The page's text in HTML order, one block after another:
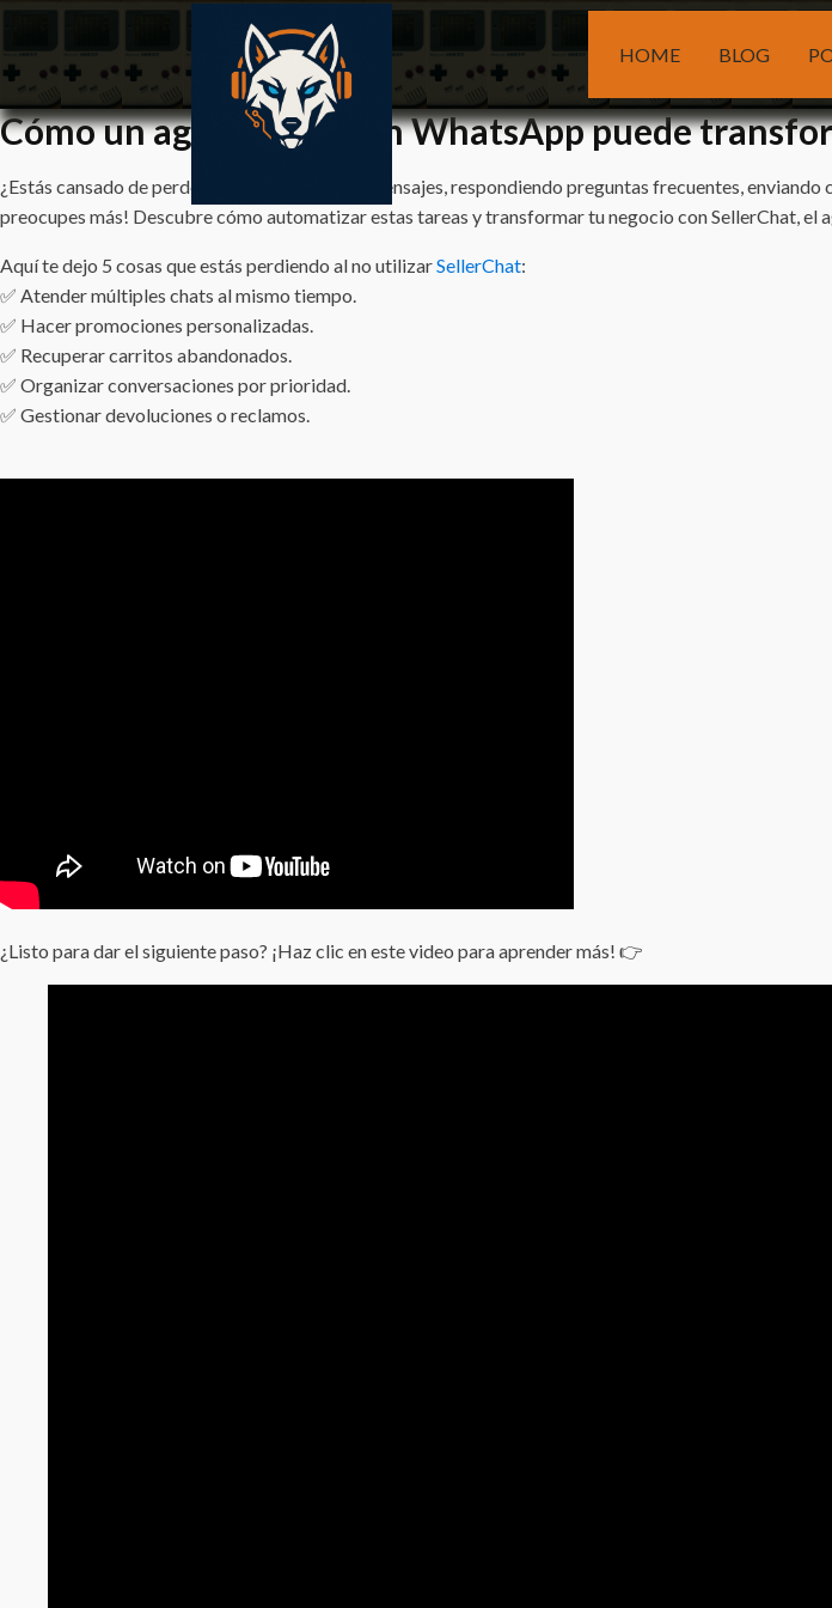
HOME BLOG
Cómo un agente de IA en WhatsApp puede
¿Estás cansado de perder tiempo atendiendo mensajes, respondiendo preguntas frecuentes, enviando
preocupes más! Descubre cómo automatizar estas tareas y transformar tu negocio con SellerChat, el
Aquí te dejo 5 cosas que estás perdiendo al no utilizarSellerChat:
✅ Atender múltiples chats al mismo tiempo.
✅ Hacer promociones personalizadas.
✅ Recuperar carritos abandonados.
✅ Organizar conversaciones por prioridad.
✅ Gestionar devoluciones o reclamos.
¿Listo para dar el siguiente paso? ¡Haz clic en este video para aprender más! 👉